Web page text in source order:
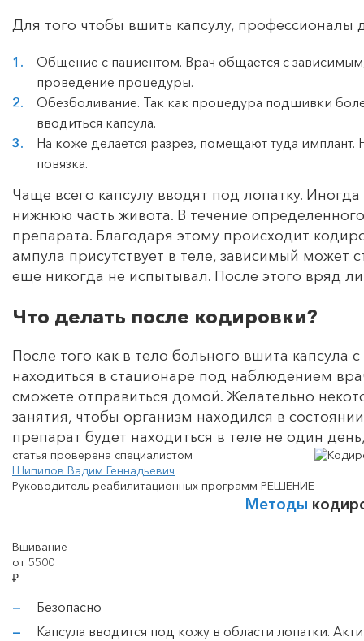
Для того чтобы вшить капсулу, профессионалы
Общение с пациентом. Врач общается с зависимым,
проведение процедуры.
Обезболивание. Так как процедура подшивки
вводиться капсула.
На коже делается разрез, помещают туда имплант.
повязка.
Чаще всего капсулу вводят под лопатку.
нижнюю часть живота. В течение
препарата. Благодаря этому происходит
ампула присутствует в теле, зависимый
еще никогда не испытывал. После этого вряд
Что делать после кодировки?
После того как в тело больного вшита
находиться в стационаре под наблюдением
сможете отправиться домой. Желательно
занятия, чтобы организм находился в
препарат будет находиться в теле не один
статья проверена специалистом
Шипилов Вадим Геннадьевич
Руководитель реабилитационных программ РЕШЕНИЕ
Методы
Вшивание
от 5500
₽
Безопасно
Капсула вводится под кожу в области лопатки.